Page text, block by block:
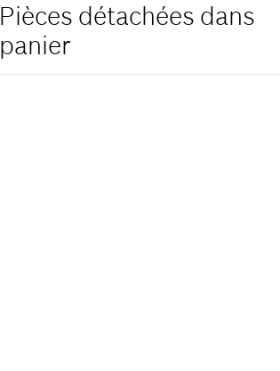
Pièces détachées dans
panier